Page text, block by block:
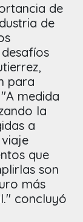
de
de
para
medida
la
a
que
son
más
concluyó